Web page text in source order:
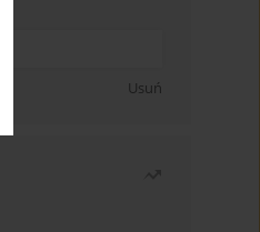
Usuń